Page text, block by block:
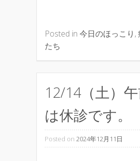
Posted in 今日のほっこり ,
たち
12/14（土）
は休診です。
Posted on 2024年12月11日